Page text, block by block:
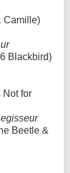
Camille)
Blackbird)
Not for
Beetle &